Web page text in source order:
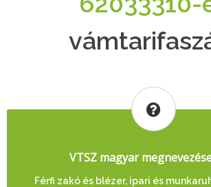
VTSZ magyar
Férfi zakó és blézer, ipari és